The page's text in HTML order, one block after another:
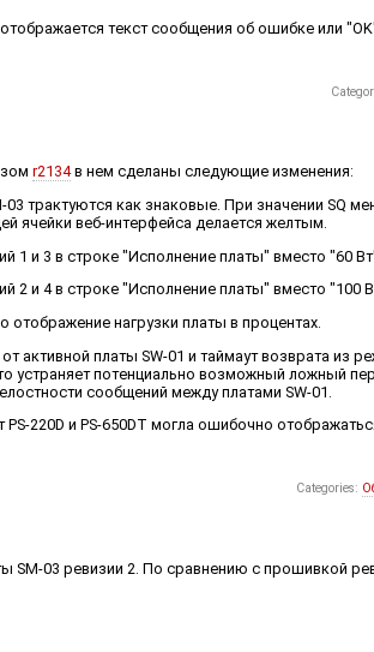
текст сообщения об ошибке или
r2134в нем сделаны следующие изменения:
трактуются как знаковые. При значении SQ
ячейки веб-интерфейса делается желтым.
1 и 3 в строке "Исполнение платы" вместо "60
2 и 4 в строке "Исполнение платы" вместо "100
отображение нагрузки платы в процентах.
платы SW-01 и таймаут возврата из
устраняет потенциально возможный ложный
сообщений между платами SW-01.
220D и PS-650DT могла ошибочно
Categories:
SM-03 ревизии 2. По сравнению с прошивкой